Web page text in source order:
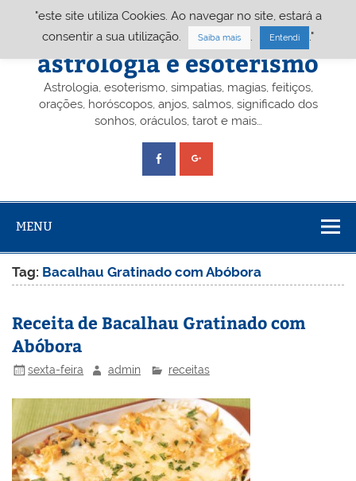
Portal A&E – Portal
astrologia e esoterismo
Astrologia, esoterismo, simpatias, magias, feitiços,
orações, horóscopos, anjos, salmos, significado dos
sonhos, oráculos, tarot e mais…
MENU
Tag: Bacalhau Gratinado com Abóbora
Receita de Bacalhau Gratinado com
Abóbora
sexta-feira admin receitas
"este site utiliza Cookies. Ao navegar no site, estará a
consentir a sua utilização.
Saiba mais Entendi ."